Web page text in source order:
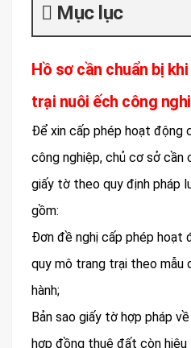
Mục lục
Hồ sơ cần chuẩn bị
trại nuôi ếch công
Để xin cấp phép hoạt động
công nghiệp, chủ cơ sở cần
giấy tờ theo quy định pháp
gồm:
Đơn đề nghị cấp phép hoạt
quy mô trang trại theo mẫu
hành;
Bản sao giấy tờ hợp pháp
hợp đồng thuê đất còn